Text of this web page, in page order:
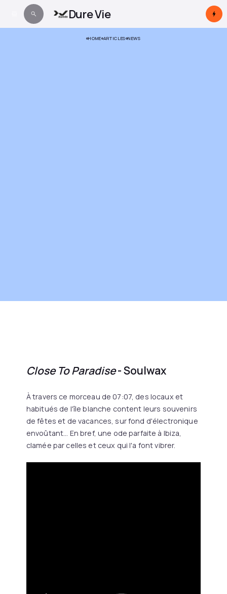
Dure Vie
HOME ARTICLES NEWS
Close To Paradise- Soulwax
À travers ce morceau de 07:07, des locaux et
habitués de l'île blanche content leurs souvenirs
de fêtes et de vacances, sur fond d'électronique
envoûtant... En bref, une ode parfaite à Ibiza,
clamée par celles et ceux qui l'a font vibrer.